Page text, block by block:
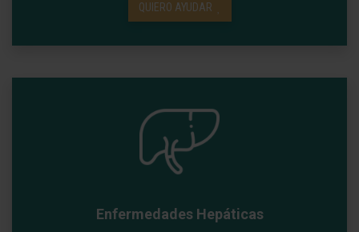
QUIERO AYUDAR
Enfermedades Hepáticas